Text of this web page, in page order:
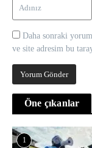
Daha sonraki
ve site adresim bu
Öne çıkanlar
1